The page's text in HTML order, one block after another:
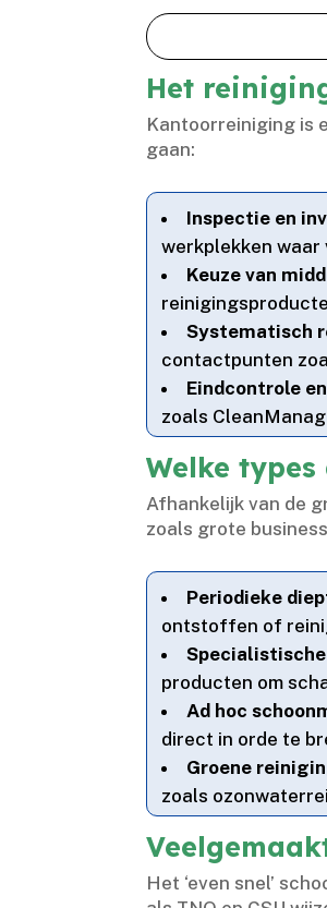
Het
Kantoorreiniging is
gaan:
Inspectie en
werkplekken
Keuze van
Systematisch
contactpunten
Eindcontrole
zoals
Welke
Afhankelijk van de
zoals grote
Periodieke
ontstoffen of
producten om
Ad hoc
direct in orde te
Groene
zoals
Het ‘even snel’